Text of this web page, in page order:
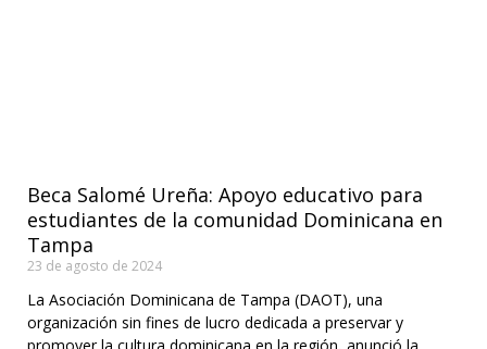
Beca Salomé Ureña: Apoyo educativo para
estudiantes de la comunidad Dominicana en
Tampa
23 de agosto de 2024
La Asociación Dominicana de Tampa (DAOT), una
organización sin fines de lucro dedicada a preservar y